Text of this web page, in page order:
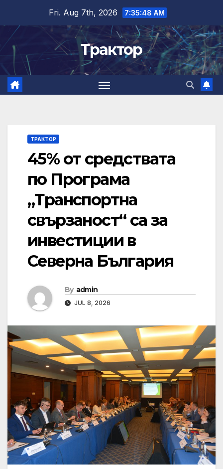
content
Fri. Aug 7th, 2026 7:35:48 AM
Трактор
ТРАКТОР
45% от средствата
по Програма
„Транспортна
свързаност“ са за
инвестиции в
Северна България
By admin
JUL 8, 2026